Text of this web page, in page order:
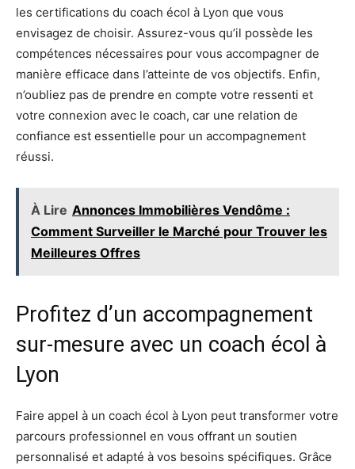
les certifications du coach écol à Lyon que vous
envisagez de choisir. Assurez-vous qu’il possède les
compétences nécessaires pour vous accompagner de
manière efficace dans l’atteinte de vos objectifs. Enfin,
n’oubliez pas de prendre en compte votre ressenti et
votre connexion avec le coach, car une relation de
confiance est essentielle pour un accompagnement
réussi.
À Lire Annonces Immobilières Vendôme :
Comment Surveiller le Marché pour Trouver les
Meilleures Offres
Profitez d’un accompagnement
sur-mesure avec un coach écol à
Lyon
Faire appel à un coach écol à Lyon peut transformer votre
parcours professionnel en vous offrant un soutien
personnalisé et adapté à vos besoins spécifiques. Grâce